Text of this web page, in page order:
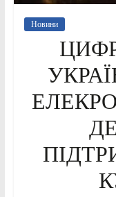
Новини